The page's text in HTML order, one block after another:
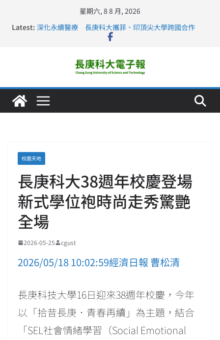
星期六, 8 8 月, 2026
Latest: 深化永續醫療 長庚科大攜菲、印頂尖大學跨國合作
長庚科大訪凱瑟醫療集團、美容學校收穫豐
仁德醫專與長庚科大締結策略聯盟 培育護理尖兵
長庚科大連四年穩居《遠見》醫學大學第5名 辦學實力再
校園天地
長庚科大38週年校慶登場
新式學位袍時尚走秀驚艷
全場
2026-05-25 cgust
2026/05/18 10:02:59經濟日報 曹松清
長庚科技大學16日迎來38週年校慶，今年
以「拾昔長庚．青春再續」為主題，結合
「SEL社會情緒學習（Social Emotional